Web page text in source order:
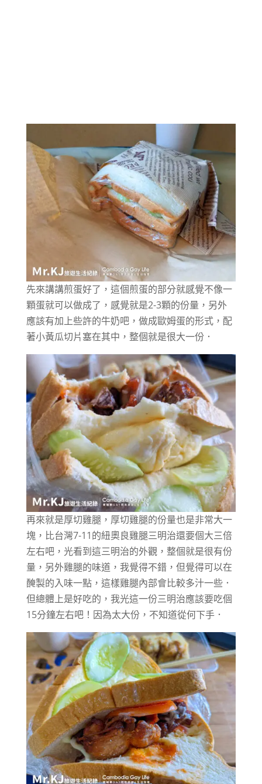
先來講講煎蛋好了，這個煎蛋的部分就感覺不像一
顆蛋就可以做成了，感覺就是2-3顆的份量，另外
應該有加上些許的牛奶吧，做成歐姆蛋的形式，配
著小黃瓜切片塞在其中，整個就是很大一份．
再來就是厚切雞腿，厚切雞腿的份量也是非常大一
塊，比台灣7-11的紐奧良雞腿三明治還要個大三倍
左右吧，光看到這三明治的外觀，整個就是很有份
量，另外雞腿的味道，我覺得不錯，但覺得可以在
醃製的入味一點，這樣雞腿內部會比較多汁一些．
但總體上是好吃的，我光這一份三明治應該要吃個
15分鐘左右吧！因為太大份，不知道從何下手．